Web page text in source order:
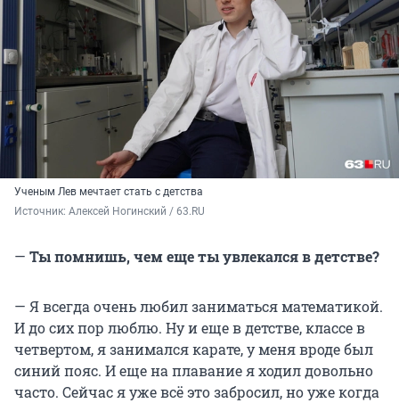
Ученым Лев мечтает стать с детства
Источник: Алексей Ногинский / 63.RU
— Ты помнишь, чем еще ты увлекался в детстве?
— Я всегда очень любил заниматься математикой.
И до сих пор люблю. Ну и еще в детстве, классе в
четвертом, я занимался карате, у меня вроде был
синий пояс. И еще на плавание я ходил довольно
часто. Сейчас я уже всё это забросил, но уже когда